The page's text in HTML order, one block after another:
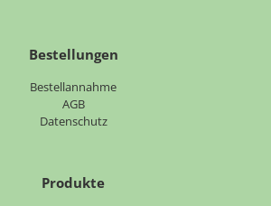
Bestellungen
Bestellannahme
AGB
Datenschutz
Produkte